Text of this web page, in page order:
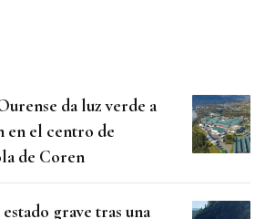
da luz verde a
en el centro de
de Coren
grave tras una